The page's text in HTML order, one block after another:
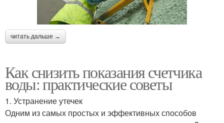
читать дальше →
Как снизить показания счетчика
воды: практические советы
1. Устранение утечек
Одним из самых простых и эффективных способов